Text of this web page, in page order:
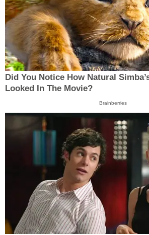
Did You Notice How Natural
Looked In The Movie?
Brainberries